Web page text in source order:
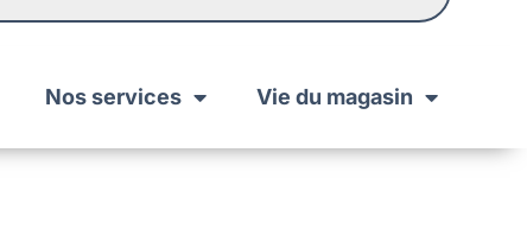
Nos services Vie du magasin